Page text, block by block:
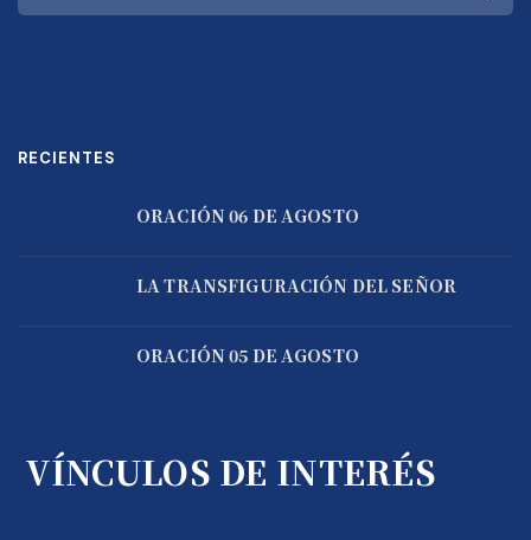
RECIENTES
ORACIÓN 06 DE AGOSTO
LA TRANSFIGURACIÓN DEL SEÑOR
ORACIÓN 05 DE AGOSTO
VÍNCULOS DE INTERÉS